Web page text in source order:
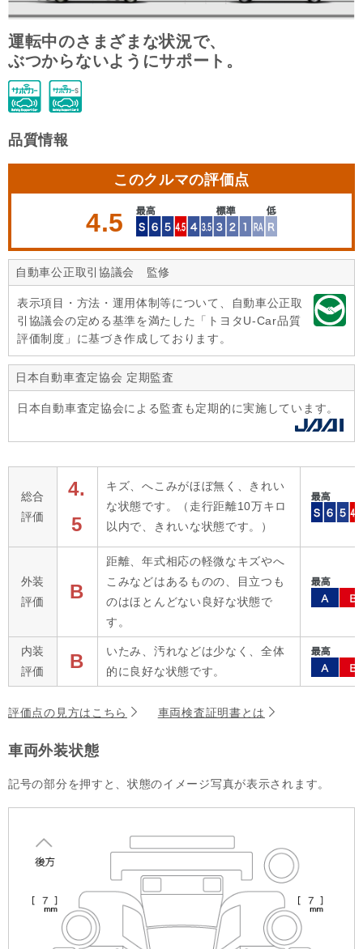
運転中のさまざまな状況で、
ぶつからないようにサポート。
品質情報
このクルマの評価点
4.5
自動車公正取引協議会 監修
表示項目・方法・運用体制等について、自動車公正取
引協議会の定める基準を満たした「トヨタU-Car品質
評価制度」に基づき作成しております。
日本自動車査定協会 定期監査
日本自動車査定協会による監査も定期的に実施しています。
総合
評価
4.
5
キズ、へこみがほぼ無く、きれい
な状態です。（走行距離10万キロ
以内で、きれいな状態です。）
外装
評価
B
距離、年式相応の軽微なキズやへ
こみなどはあるものの、目立つも
のはほとんどない良好な状態で
す。
内装
評価
B
いたみ、汚れなどは少なく、全体
的に良好な状態です。
評価点の見方はこちら 車両検査証明書とは
車両外装状態
記号の部分を押すと、状態のイメージ写真が表示されます。